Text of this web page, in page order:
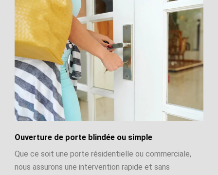
Ouverture de porte blindée ou simple
Que ce soit une porte résidentielle ou commerciale,
nous assurons une intervention rapide et sans